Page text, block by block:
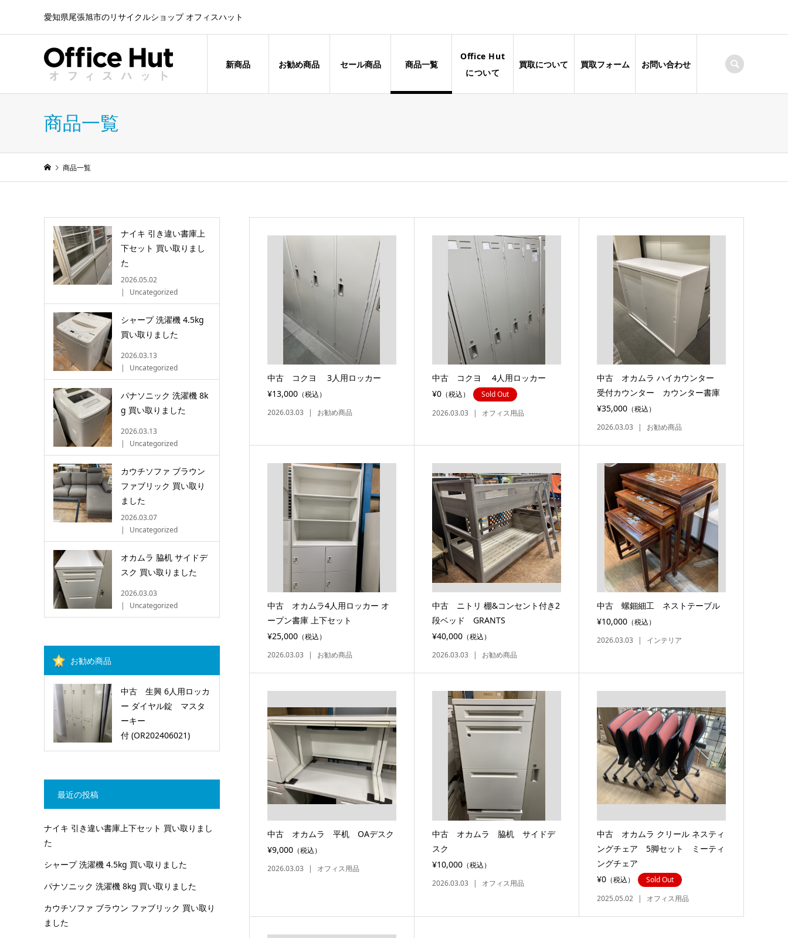
愛知県尾張旭市のリサイクルショップ オフィスハット
新商品 お勧め商品 セール商品 商品一覧
Office Hut
について
買取について 買取フォーム お問い合わせ
商品一覧
商品一覧
中古 コクヨ 3人用ロッカー
¥13,000（税込）
2026.03.03
お勧め商品
中古 コクヨ 4人用ロッカー
¥0（税込）
Sold Out
2026.03.03
オフィス用品
中古 オカムラ ハイカウンター
受付カウンター カウンター書庫
¥35,000 （税込）
2026.03.03
お勧め商品
中古 オカムラ4人用ロッカー オ
ープン書庫 上下セット
¥25,000（税込）
2026.03.03
お勧め商品
中古 ニトリ 棚&コンセント付き2
段ベッド GRANTS
¥40,000（税込）
2026.03.03
お勧め商品
中古 螺鈿細工 ネストテーブル
¥10,000 （税込）
2026.03.03
インテリア
中古 オカムラ 平机 OAデスク
¥9,000（税込）
2026.03.03
オフィス用品
中古 オカムラ 脇机 サイドデ
スク
¥10,000（税込）
2026.03.03
オフィス用品
中古 オカムラ クリール ネスティ
ングチェア 5脚セット ミーティ
ングチェア
¥0 （税込）
Sold Out
2025.05.02
オフィス用品
ナイキ 引き違い書庫上
下セット 買い取りまし
た
2026.05.02
Uncategorized
シャープ 洗濯機 4.5kg
買い取りました
2026.03.13
Uncategorized
パナソニック 洗濯機 8k
g 買い取りました
2026.03.13
Uncategorized
カウチソファ ブラウン
ファブリック 買い取り
ました
2026.03.07
Uncategorized
オカムラ 脇机 サイドデ
スク 買い取りました
2026.03.03
Uncategorized
お勧め商品
中古 生興 6人用ロッカ
ー ダイヤル錠 マスタ
ーキー
付 (OR202406021)
最近の投稿
ナイキ 引き違い書庫上下セット 買い取りまし
た
シャープ 洗濯機 4.5kg 買い取りました
パナソニック 洗濯機 8kg 買い取りました
カウチソファ ブラウン ファブリック 買い取り
ました